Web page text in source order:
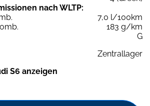
nach WLTP:
7,0 l/100km
183 g/km
G
Zentrallager
S6 anzeigen